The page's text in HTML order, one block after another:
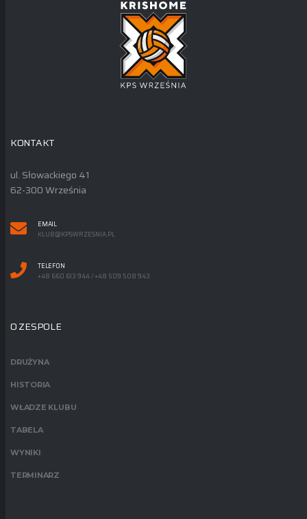
KONTAKT
ul. Słowackiego 41
62-300 Września
EMAIL
KLUB@KPSWRZESNIA.PL
TELEFON
+48 660 613 944 / +48 509 508 943
O ZESPOLE
DRUŻYNA
HISTORIA
WŁADZE KLUBU
TABELA
WYNIKI
TERMINARZ